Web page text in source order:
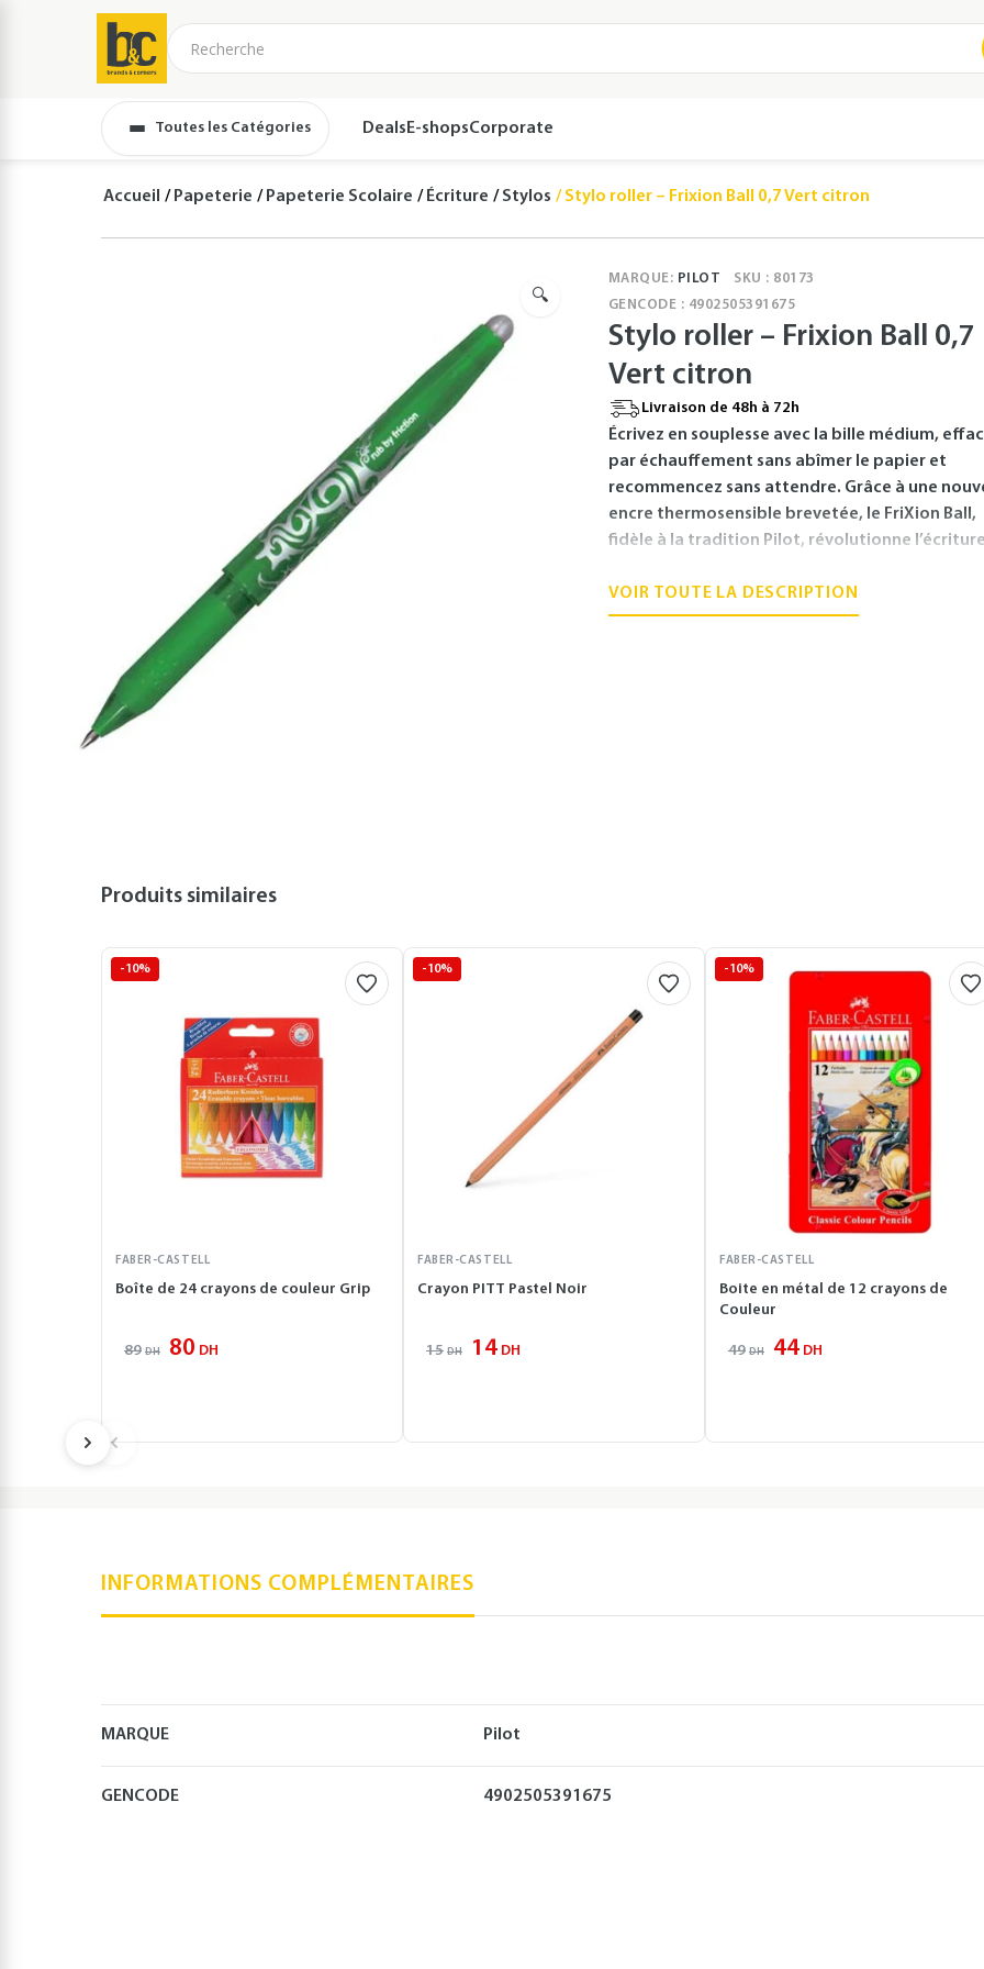
Toutes les Catégories Deals E-shopsCorporate
Accueil Papeterie Papeterie Scolaire Écriture Stylos Stylo roller – Frixion Ball 0,7 Vert citron
🔍
MARQUE: PILOT
SKU : 80173
GENCODE : 4902505391675
Stylo roller – Frixion Ball 0,7
Vert citron
Livraison de 48h à 72h
Écrivez en souplesse avec la bille médium,
par échauffement sans abîmer le papier et
recommencez sans attendre. Grâce à une
encre thermosensible brevetée, le FriXion Ball,
fidèle à la tradition Pilot, révolutionne
décor tatoo en huit coloris. Ne pas utiliser sur
documents officiels
VOIR TOUTE LA DESCRIPTION
Produits similaires
-10%
FABER-CASTELL
Boîte de 24 crayons de couleur Grip
89 DH 80 DH
-10%
FABER-CASTELL
Crayon PITT Pastel Noir
15 DH 14 DH
-10%
FABER-CASTELL
Boite en métal de 12 crayons de
Couleur
49 DH 44 DH
INFORMATIONS COMPLÉMENTAIRES
MARQUE Pilot
GENCODE 4902505391675